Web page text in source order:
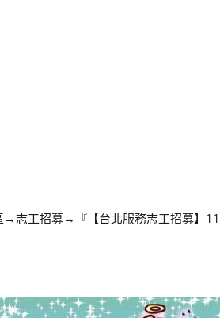
志工招募→『【台北服務志工招募】